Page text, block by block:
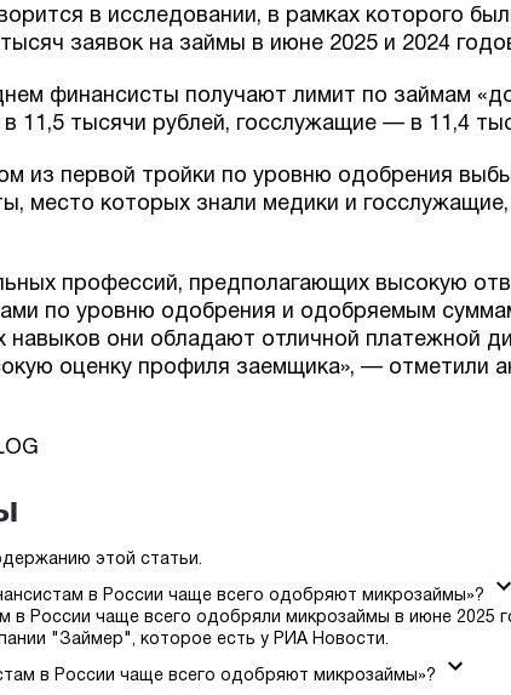
в исследовании, в рамках которого
заявок на займы в июне 2025 и 2024
финансисты получают лимит по займам
11,5 тысячи рублей, госслужащие — в 11,4
из первой тройки по уровню одобрения
место которых знали медики и
профессий, предполагающих высокую
по уровню одобрения и одобряемым
навыков они обладают отличной платежной
оценку профиля заемщика», — отметили
этой статьи.
в России чаще всего одобряют микрозаймы»?
в России чаще всего одобряли микрозаймы в июне 2025
"Займер", которое есть у РИА Новости.
в России чаще всего одобряют микрозаймы»?